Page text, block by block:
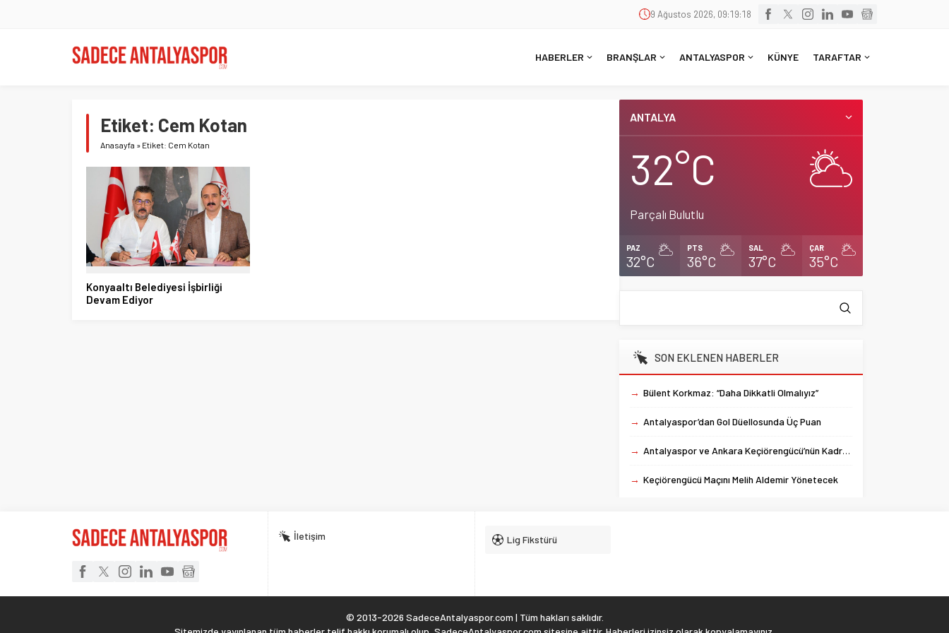
9 Ağustos 2026, 09:19:19
HABERLER BRANŞLAR ANTALYASPOR KÜNYE TARAFTAR
Etiket: Cem Kotan
Anasayfa » Etiket: Cem Kotan
Konyaaltı Belediyesi İşbirliği
Devam Ediyor
ANTALYA
32°C
Parçalı Bulutlu
PAZ
32°C
PTS
36°C
SAL
37°C
ÇAR
35°C
SON EKLENEN HABERLER
→ Bülent Korkmaz: “Daha Dikkatli Olmalıyız”
→ Antalyaspor’dan Gol Düellosunda Üç Puan
→ Antalyaspor ve Ankara Keçiörengücü’nün Kadroları Belli Oldu
→ Keçiörengücü Maçını Melih Aldemir Yönetecek
İletişim Lig Fikstürü
© 2013-2026 SadeceAntalyaspor.com | Tüm hakları saklıdır.